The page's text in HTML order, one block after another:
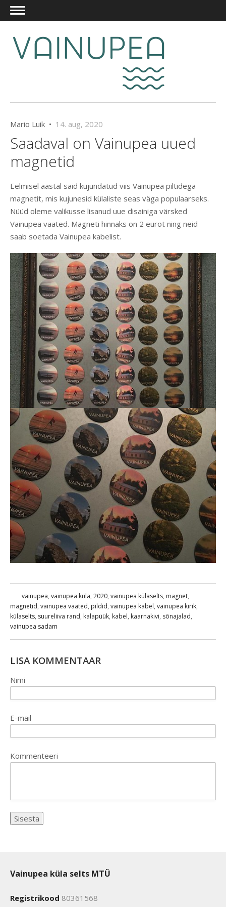
Mario Luik • 14. aug, 2020
Saadaval on Vainupea uued
magnetid
Eelmisel aastal said kujundatud viis Vainupea piltidega
magnetit, mis kujunesid külaliste seas väga populaarseks.
Nüüd oleme valikusse lisanud uue disainiga värsked
Vainupea vaated. Magneti hinnaks on 2 eurot ning neid
saab soetada Vainupea kabelist.
vainupea, vainupea küla, 2020, vainupea külaselts, magnet,
magnetid, vainupea vaated, pildid, vainupea kabel, vainupea kirik,
külaselts, suureliiva rand, kalapüük, kabel, kaarnakivi, sõnajalad,
vainupea sadam
LISA KOMMENTAAR
Nimi
E-mail
Kommenteeri
Vainupea küla selts MTÜ
Registrikood 80361568